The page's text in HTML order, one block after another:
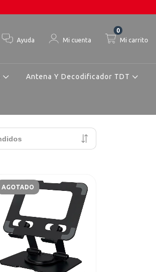
Ayuda Mi cuenta Mi carrito
0
Antena Y Decodificador TDT
AGOTADO